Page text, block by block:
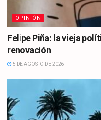
OPINIÓN
Felipe Piña: la vieja
renovación
5 DE AGOSTO DE 2026